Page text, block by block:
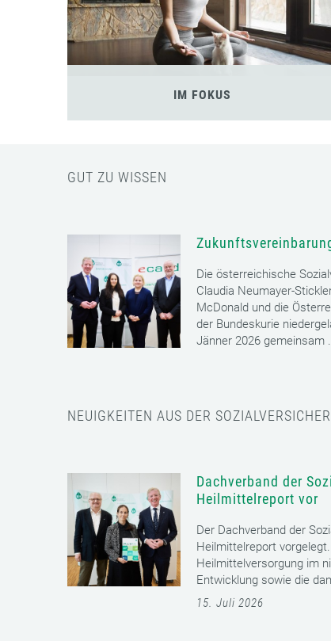
IM FOKUS
GUT ZU WISSEN
Die österreichische
Claudia Neumayer-
McDonald und die
der Bundeskurie
Jänner 2026 gemeinsam
NEUIGKEITEN AUS DER
Dachverband der
Heilmittelreport vor
Der Dachverband der
Heilmittelreport
Heilmittelversorgung im
Entwicklung sowie die
15. Juli 2026